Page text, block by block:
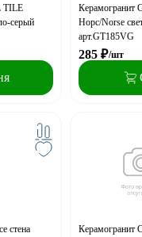
TILE
серый
Керамогранит
Норс/Norse
арт.GT185VG
285 ₽/шт
стена
Керамогранит